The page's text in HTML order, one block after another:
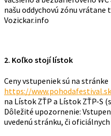
našu oddychovú zónu vrátane
Vozickar.info
2. Koľko stojí lístok
Ceny vstupeniek sú na stránke
https://
na Lístok ZŤP a Lístok ZŤP-S
Dôležité upozornenie:
uvedenú stránku, či